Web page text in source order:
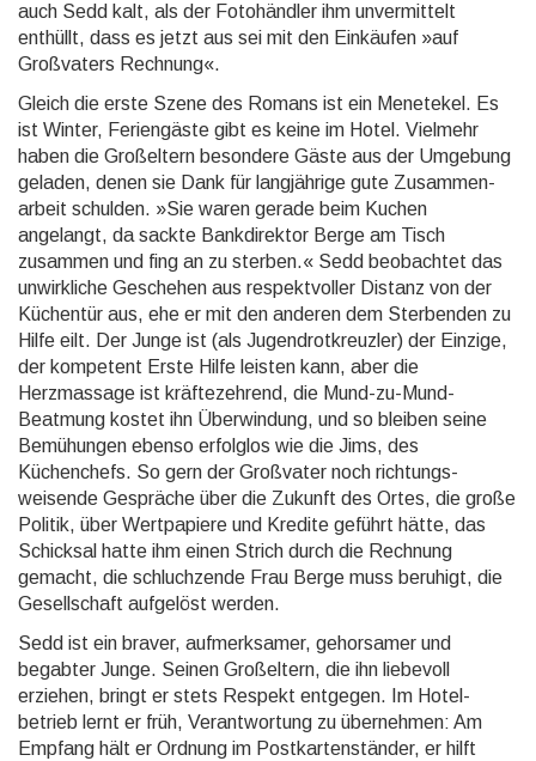
auch Sedd kalt, als der Fotohändler ihm unver­mittelt
enthüllt, dass es jetzt aus sei mit den Einkäufen »auf
Großvaters Rechnung«.
Gleich die erste Szene des Romans ist ein Menetekel. Es
ist Winter, Feriengäste gibt es keine im Hotel. Vielmehr
haben die Großeltern besondere Gäste aus der Umgebung
geladen, denen sie Dank für langjährige gute Zu­sammen­
arbeit schulden. »Sie waren gerade beim Kuchen
angelangt, da sackte Bank­direktor Berge am Tisch
zusammen und fing an zu sterben.« Sedd beobachtet das
unwirkliche Geschehen aus respekt­voller Distanz von der
Küchentür aus, ehe er mit den anderen dem Sterbenden zu
Hilfe eilt. Der Junge ist (als Jugendrot­kreuzler) der Einzige,
der kompetent Erste Hilfe leisten kann, aber die
Herzmassage ist kräfte­zehrend, die Mund-zu-Mund-
Beatmung kostet ihn Über­windung, und so bleiben seine
Bemühungen ebenso erfolglos wie die Jims, des
Küchenchefs. So gern der Großvater noch richtungs­
weisende Gespräche über die Zukunft des Ortes, die große
Politik, über Wertpapiere und Kredite geführt hätte, das
Schicksal hatte ihm einen Strich durch die Rechnung
gemacht, die schluch­zende Frau Berge muss beruhigt, die
Gesell­schaft aufgelöst werden.
Sedd ist ein braver, aufmerksamer, gehorsamer und
begabter Junge. Seinen Großeltern, die ihn liebevoll
erziehen, bringt er stets Respekt entgegen. Im Hotel­
betrieb lernt er früh, Ver­antwor­tung zu übernehmen: Am
Empfang hält er Ordnung im Post­karten­ständer, er hilft